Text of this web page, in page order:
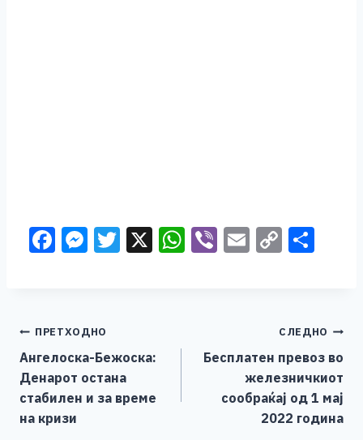
F
b
o
o
k
M
n
g
er
T X W Vi E C
Li
n
k
Навигација
на
напис
ПРЕТХОДНО
Ангелоска-Бежоска:
Денарот остана
стабилен и за време
на кризи
СЛЕДНО
Бесплатен превоз во
железничкиот
сообраќај од 1 мај
2022 година